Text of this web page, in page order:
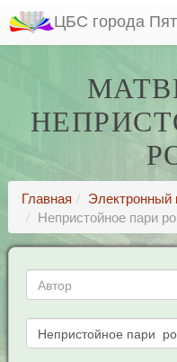
ЦБС города
Главная
Электронный
Непристойное пари